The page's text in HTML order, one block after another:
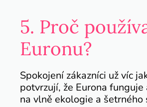
5. Proč
Euronu?
Spokojení zákazníci už víc
potvrzují, že Eurona funguje
na vlně ekologie a šetrného